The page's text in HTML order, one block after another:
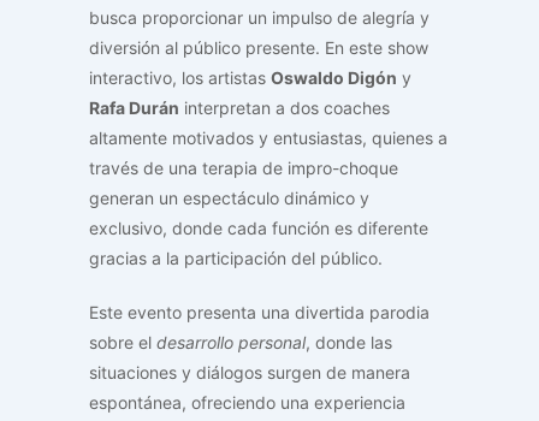
busca proporcionar un impulso de alegría y
diversión al público presente. En este show
interactivo, los artistas Oswaldo Digón y
Rafa Durán interpretan a dos coaches
altamente motivados y entusiastas, quienes a
través de una terapia de impro-choque
generan un espectáculo dinámico y
exclusivo, donde cada función es diferente
gracias a la participación del público.
Este evento presenta una divertida parodia
sobre el desarrollo personal, donde las
situaciones y diálogos surgen de manera
espontánea, ofreciendo una experiencia